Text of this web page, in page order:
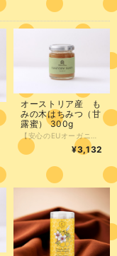
オーストリア産 も
みの木はちみつ（甘
露蜜） 300g
¥3,132